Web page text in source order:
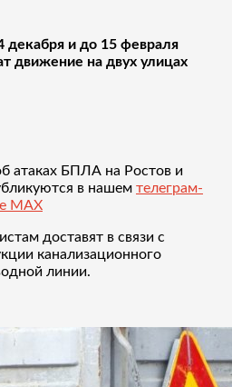
декабря и до 15 февраля
движение на двух улицах
атаках БПЛА на Ростов и
в нашем телеграм-
MAX
доставят в связи с
канализационного
линии.